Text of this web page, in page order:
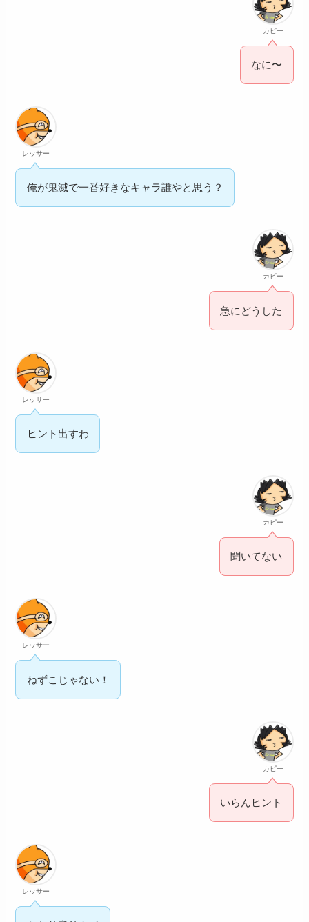
カピー
なに〜
レッサー
俺が鬼滅で一番好きなキャラ誰やと思う？
カピー
急にどうした
レッサー
ヒント出すわ
カピー
聞いてない
レッサー
ねずこじゃない！
カピー
いらんヒント
レッサー